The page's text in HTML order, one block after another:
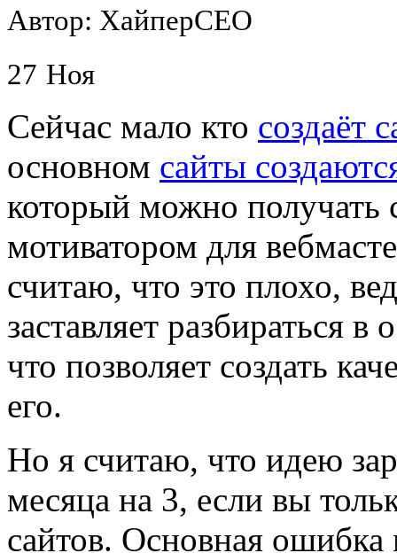
Автор: ХайперСЕО
27 Ноя
Сейчас мало кто создаёт
основном сайты
который можно получать
мотиватором для
считаю, что это плохо,
заставляет разбираться в
что позволяет создать
его.
Но я считаю, что идею
месяца на 3, если вы
сайтов. Основная